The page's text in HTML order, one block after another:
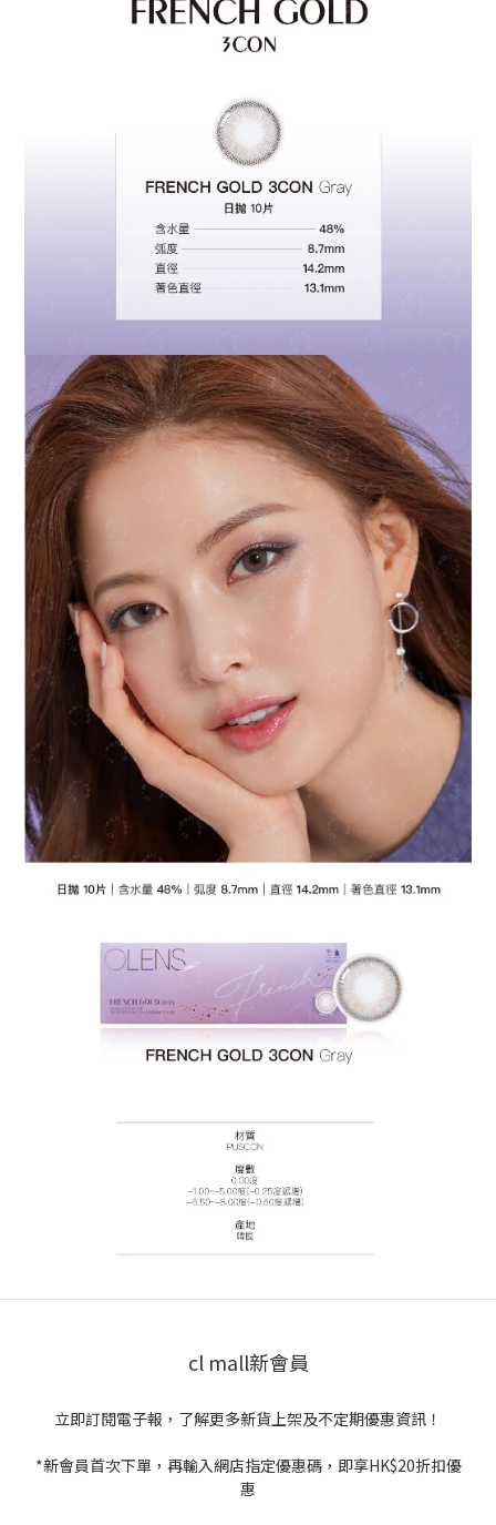
cl mall新會員
立即訂閱電子報，了解更多新貨上架及不定期優惠資訊！
*新會員首次下單，再輸入網店指定優惠碼，即享HK$20折扣優
惠